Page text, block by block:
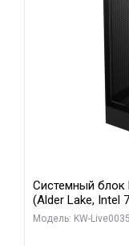
Системный блок
(Alder Lake, Intel
Sinotex GTX1650
Модель: KW-Live0035